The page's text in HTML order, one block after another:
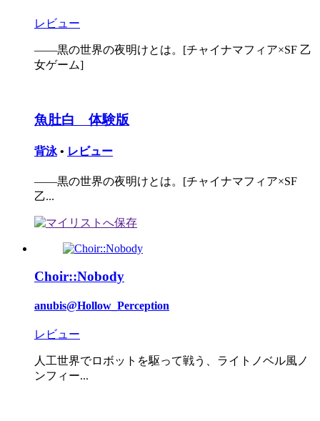
レビュー
――黒の世界の夜明けとは。[チャイナマフィア×SF 乙
女ゲーム]
魚肚白 体験版
背泳 • レビュー
――黒の世界の夜明けとは。[チャイナマフィア×SF
乙...
Choir::Nobody
anubis@Hollow_Perception
レビュー
人工世界でロボットを駆って戦う、ライトノベル風ノ
ンフィー...